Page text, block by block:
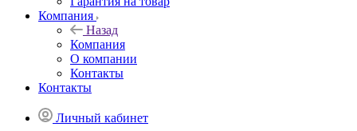
Компания
Назад
Компания
О компании
Контакты
Контакты
Личный кабинет